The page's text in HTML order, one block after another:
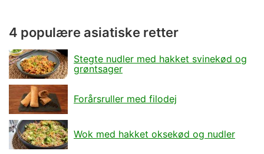
4 populære asiatiske retter
Stegte nudler med hakket svinekød og
grøntsager
Forårsruller med filodej
Wok med hakket oksekød og nudler